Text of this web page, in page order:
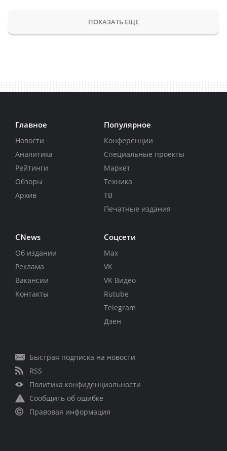
ПОКАЗАТЬ ЕЩЕ
Главное
Новости
Аналитика
Рейтинги
Обзоры
Архив
Популярное
Конференции
Специальные проекты
Маркет
Техника
ТВ
Печатные издания
CNews
Об издании
Реклама
Вакансии
Контакты
Соцсети
Max
VK
VK Видео
Rutube
Telegram
Дзен
Быстрая подписка на новости
RSS
Политика конфиденциальности
Сообщить об ошибке
Правовая информация